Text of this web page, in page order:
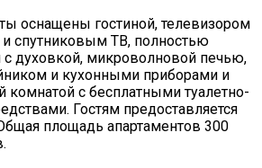
оснащены гостиной, телевизором
спутниковым ТВ, полностью
с духовкой, микроволновой печью,
и кухонными приборами и
комнатой с бесплатными туалетно-
Гостям предоставляется
площадь апартаментов 300